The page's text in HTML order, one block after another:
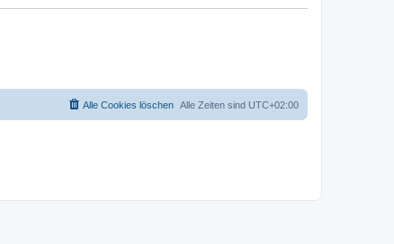
Alle Zeiten sind UTC+02:00
Alle Cookies löschen